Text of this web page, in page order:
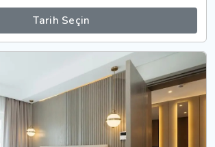
Tarih Seçin